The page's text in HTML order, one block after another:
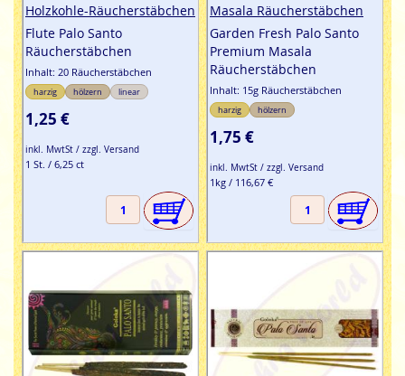
Holzkohle-Räucherstäbchen
Flute Palo Santo
Räucherstäbchen
Inhalt: 20 Räucherstäbchen
harzig hölzern linear
1,25 €
inkl. MwtSt / zzgl. Versand
1 St. / 6,25 ct
Masala Räucherstäbchen
Garden Fresh Palo Santo
Premium Masala
Räucherstäbchen
Inhalt: 15g Räucherstäbchen
harzig hölzern
1,75 €
inkl. MwtSt / zzgl. Versand
1kg / 116,67 €